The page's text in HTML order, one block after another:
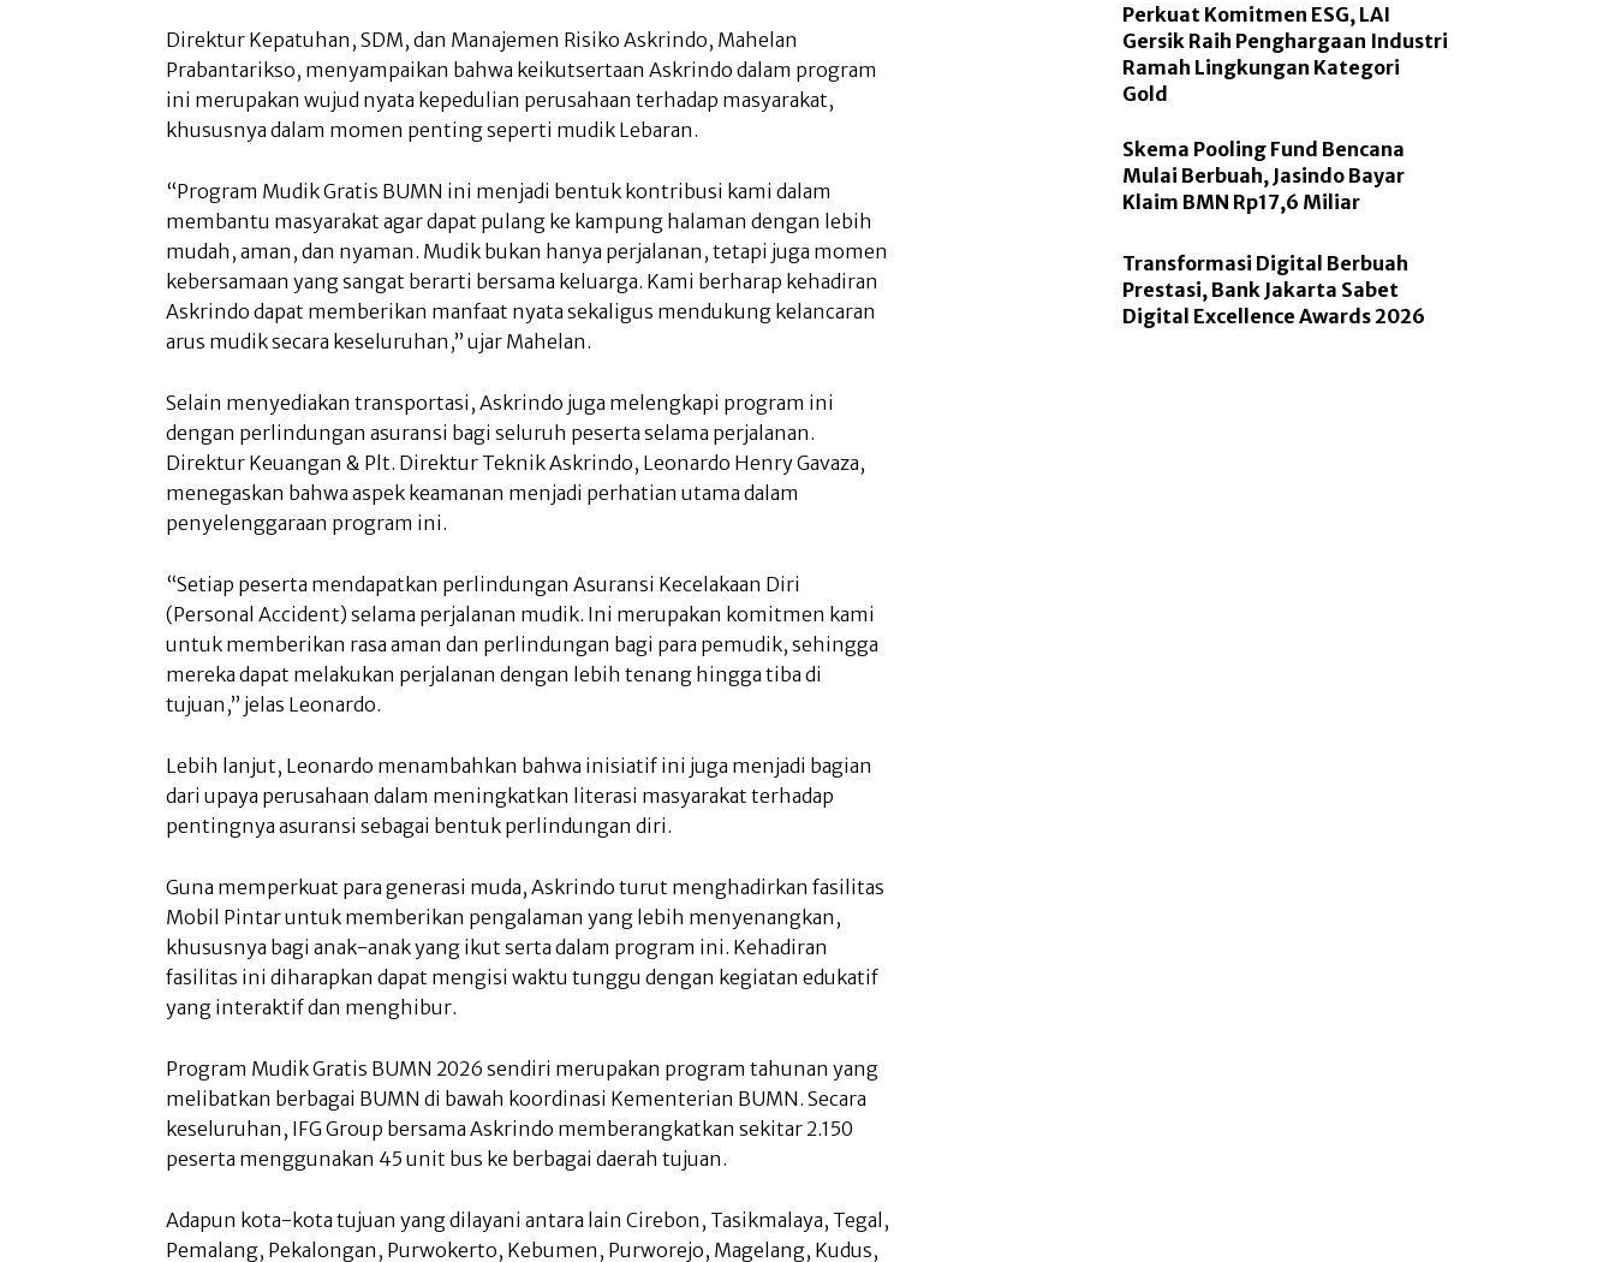
Direktur Kepatuhan, SDM, dan Manajemen Risiko Askrindo, Mahelan
Prabantarikso, menyampaikan bahwa keikutsertaan Askrindo dalam program
ini merupakan wujud nyata kepedulian perusahaan terhadap masyarakat,
khususnya dalam momen penting seperti mudik Lebaran.
“Program Mudik Gratis BUMN ini menjadi bentuk kontribusi kami dalam
membantu masyarakat agar dapat pulang ke kampung halaman dengan lebih
mudah, aman, dan nyaman. Mudik bukan hanya perjalanan, tetapi juga momen
kebersamaan yang sangat berarti bersama keluarga. Kami berharap kehadiran
Askrindo dapat memberikan manfaat nyata sekaligus mendukung kelancaran
arus mudik secara keseluruhan,” ujar Mahelan.
Selain menyediakan transportasi, Askrindo juga melengkapi program ini
dengan perlindungan asuransi bagi seluruh peserta selama perjalanan.
Direktur Keuangan & Plt. Direktur Teknik Askrindo, Leonardo Henry Gavaza,
menegaskan bahwa aspek keamanan menjadi perhatian utama dalam
penyelenggaraan program ini.
“Setiap peserta mendapatkan perlindungan Asuransi Kecelakaan Diri
(Personal Accident) selama perjalanan mudik. Ini merupakan komitmen kami
untuk memberikan rasa aman dan perlindungan bagi para pemudik, sehingga
mereka dapat melakukan perjalanan dengan lebih tenang hingga tiba di
tujuan,” jelas Leonardo.
Lebih lanjut, Leonardo menambahkan bahwa inisiatif ini juga menjadi bagian
dari upaya perusahaan dalam meningkatkan literasi masyarakat terhadap
pentingnya asuransi sebagai bentuk perlindungan diri.
Guna memperkuat para generasi muda, Askrindo turut menghadirkan fasilitas
Mobil Pintar untuk memberikan pengalaman yang lebih menyenangkan,
khususnya bagi anak-anak yang ikut serta dalam program ini. Kehadiran
fasilitas ini diharapkan dapat mengisi waktu tunggu dengan kegiatan edukatif
yang interaktif dan menghibur.
Program Mudik Gratis BUMN 2026 sendiri merupakan program tahunan yang
melibatkan berbagai BUMN di bawah koordinasi Kementerian BUMN. Secara
keseluruhan, IFG Group bersama Askrindo memberangkatkan sekitar 2.150
peserta menggunakan 45 unit bus ke berbagai daerah tujuan.
Adapun kota-kota tujuan yang dilayani antara lain Cirebon, Tasikmalaya, Tegal,
Pemalang, Pekalongan, Purwokerto, Kebumen, Purworejo, Magelang, Kudus,
Perkuat Komitmen ESG, LAI
Gersik Raih Penghargaan Industri
Ramah Lingkungan Kategori
Gold
Skema Pooling Fund Bencana
Mulai Berbuah, Jasindo Bayar
Klaim BMN Rp17,6 Miliar
Transformasi Digital Berbuah
Prestasi, Bank Jakarta Sabet
Digital Excellence Awards 2026